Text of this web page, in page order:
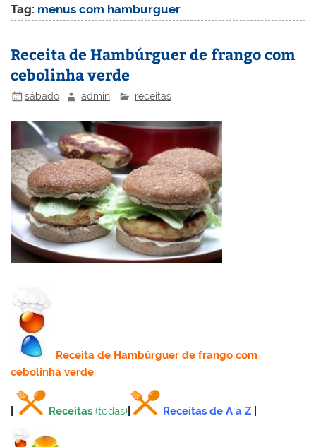
Tag: menus com hamburguer
Receita de Hambúrguer de frango com
cebolinha verde
sábado admin receitas
Receitade Hambúrguer de frango com
cebolinha verde
Receitas (todas) Receitas de A a Z